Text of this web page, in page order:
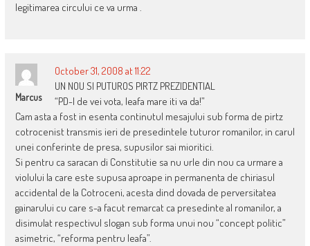
legitimarea circului ce va urma .
Marcus
October 31, 2008 at 11:22
UN NOU SI PUTUROS PIRTZ PREZIDENTIAL
“PD-l de vei vota, leafa mare iti va da!”
Cam asta a fost in esenta continutul mesajului sub forma de pirtz
cotrocenist transmis ieri de presedintele tuturor romanilor, in carul
unei conferinte de presa, supusilor sai mioritici.
Si pentru ca saracan di Constitutie sa nu urle din nou ca urmare a
violului la care este supusa aproape in permanenta de chiriasul
accidental de la Cotroceni, acesta dind dovada de perversitatea
gainarului cu care s-a facut remarcat ca presedinte al romanilor, a
disimulat respectivul slogan sub forma unui nou “concept politic”
asimetric, “reforma pentru leafa”.